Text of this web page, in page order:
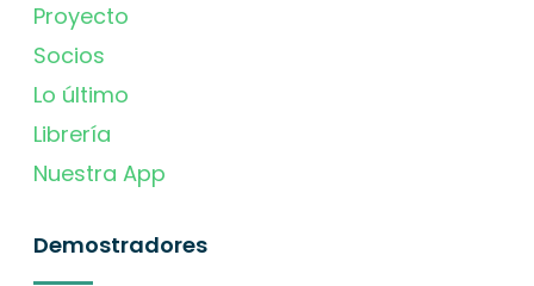
Proyecto
Socios
Lo último
Librería
Nuestra App
Demostradores